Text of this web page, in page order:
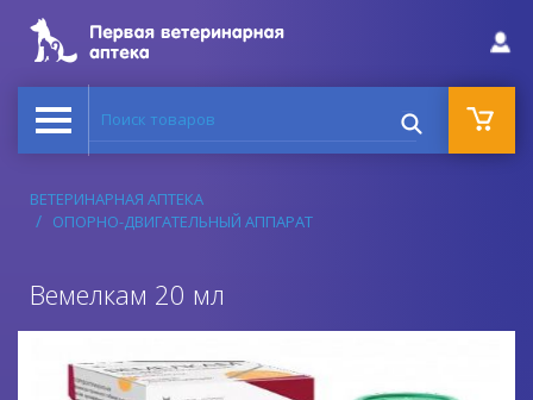
Поиск товаров
ВЕТЕРИНАРНАЯ АПТЕКА
ОПОРНО-ДВИГАТЕЛЬНЫЙ АППАРАТ
Вемелкам 20 мл